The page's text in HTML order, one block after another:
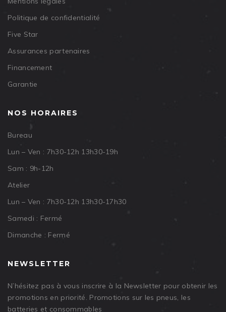
Politique de confidentialité
Five Star
Assurances partenaires
Financement
Garantie
NOS HORAIRES
Bureau
Lun – Ven : 7h30-12h 13h30-19h
Sam : 9h-12h
Atelier
Lun – Ven : 7h30-12h 13h30-17h30
Samedi : Fermé
Dimanche : Fermé
NEWSLETTER
N’hésitez pas à vous inscrire à la Newsletter pour obtenir les
promotions en priorité. Promotions sur les pneus, les
batteries et consommables